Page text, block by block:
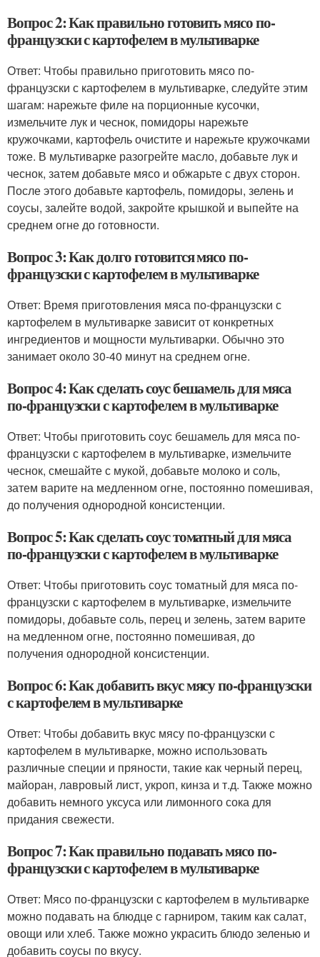
Вопрос 2: Как правильно готовить мясо по-
французски с картофелем в мультиварке
Ответ: Чтобы правильно приготовить мясо по-
французски с картофелем в мультиварке, следуйте этим
шагам: нарежьте филе на порционные кусочки,
измельчите лук и чеснок, помидоры нарежьте
кружочками, картофель очистите и нарежьте кружочками
тоже. В мультиварке разогрейте масло, добавьте лук и
чеснок, затем добавьте мясо и обжарьте с двух сторон.
После этого добавьте картофель, помидоры, зелень и
соусы, залейте водой, закройте крышкой и выпейте на
среднем огне до готовности.
Вопрос 3: Как долго готовится мясо по-
французски с картофелем в мультиварке
Ответ: Время приготовления мяса по-французски с
картофелем в мультиварке зависит от конкретных
ингредиентов и мощности мультиварки. Обычно это
занимает около 30-40 минут на среднем огне.
Вопрос 4: Как сделать соус бешамель для мяса
по-французски с картофелем в мультиварке
Ответ: Чтобы приготовить соус бешамель для мяса по-
французски с картофелем в мультиварке, измельчите
чеснок, смешайте с мукой, добавьте молоко и соль,
затем варите на медленном огне, постоянно помешивая,
до получения однородной консистенции.
Вопрос 5: Как сделать соус томатный для мяса
по-французски с картофелем в мультиварке
Ответ: Чтобы приготовить соус томатный для мяса по-
французски с картофелем в мультиварке, измельчите
помидоры, добавьте соль, перец и зелень, затем варите
на медленном огне, постоянно помешивая, до
получения однородной консистенции.
Вопрос 6: Как добавить вкус мясу по-французски
с картофелем в мультиварке
Ответ: Чтобы добавить вкус мясу по-французски с
картофелем в мультиварке, можно использовать
различные специи и пряности, такие как черный перец,
майоран, лавровый лист, укроп, кинза и т.д. Также можно
добавить немного уксуса или лимонного сока для
придания свежести.
Вопрос 7: Как правильно подавать мясо по-
французски с картофелем в мультиварке
Ответ: Мясо по-французски с картофелем в мультиварке
можно подавать на блюдце с гарниром, таким как салат,
овощи или хлеб. Также можно украсить блюдо зеленью и
добавить соусы по вкусу.